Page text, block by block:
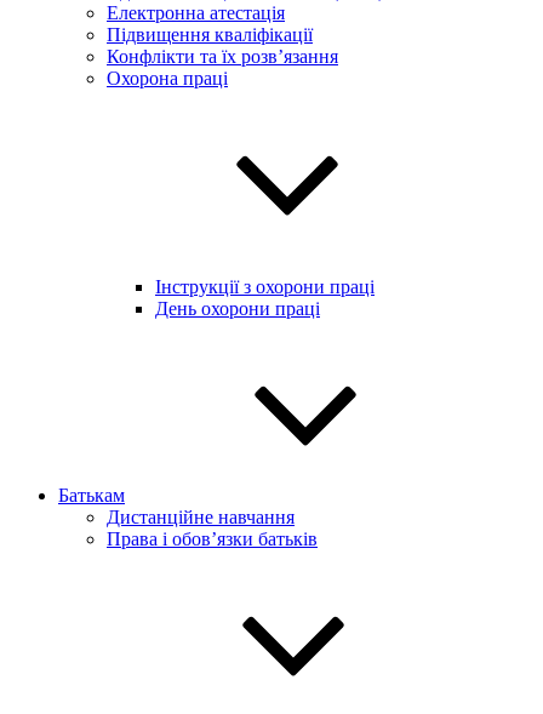
Електронна атестація
Підвищення кваліфікації
Конфлікти та їх розв’язання
Охорона праці
Інструкції з охорони праці
День охорони праці
Батькам
Дистанційне навчання
Права і обов’язки батьків